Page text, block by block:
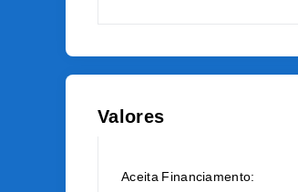
Valores
Aceita Financiamento: